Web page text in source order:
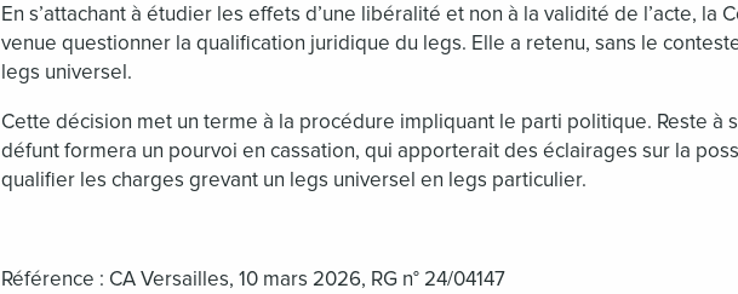
En s’attachant à étudier les effets d’une libéralité et non à la validité de l’acte, la
venue questionner la qualification juridique du legs. Elle a retenu, sans le
legs universel.
Cette décision met un terme à la procédure impliquant le parti politique. Reste à
défunt formera un pourvoi en cassation, qui apporterait des éclairages sur la
qualifier les charges grevant un legs universel en legs particulier.
Référence : CA Versailles, 10 mars 2026, RG n° 24/04147